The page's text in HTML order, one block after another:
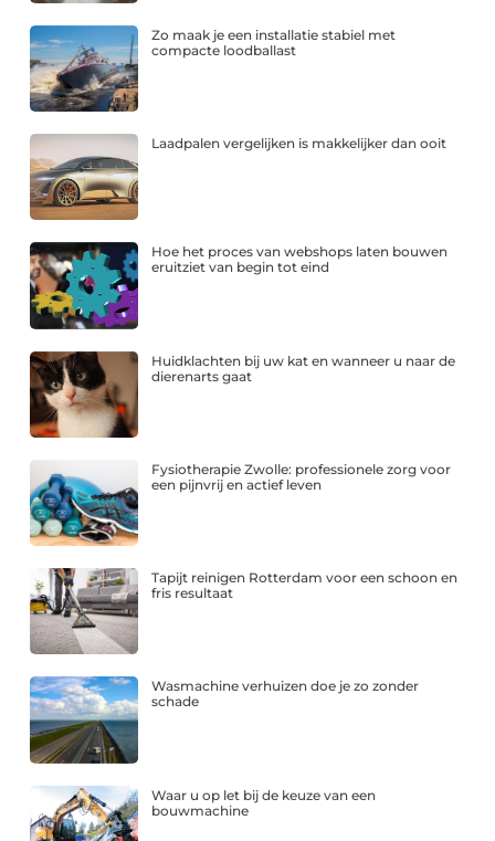
Zo maak je een installatie stabiel met
compacte loodballast
Laadpalen vergelijken is makkelijker dan ooit
Hoe het proces van webshops laten bouwen
eruitziet van begin tot eind
Huidklachten bij uw kat en wanneer u naar de
dierenarts gaat
Fysiotherapie Zwolle: professionele zorg voor
een pijnvrij en actief leven
Tapijt reinigen Rotterdam voor een schoon en
fris resultaat
Wasmachine verhuizen doe je zo zonder
schade
Waar u op let bij de keuze van een
bouwmachine